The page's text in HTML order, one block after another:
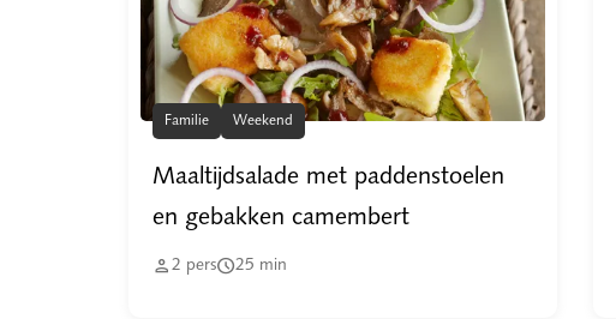
Maaltijdsalade met paddenstoelen
en gebakken camembert
 2 pers25 min
Familie Weekend